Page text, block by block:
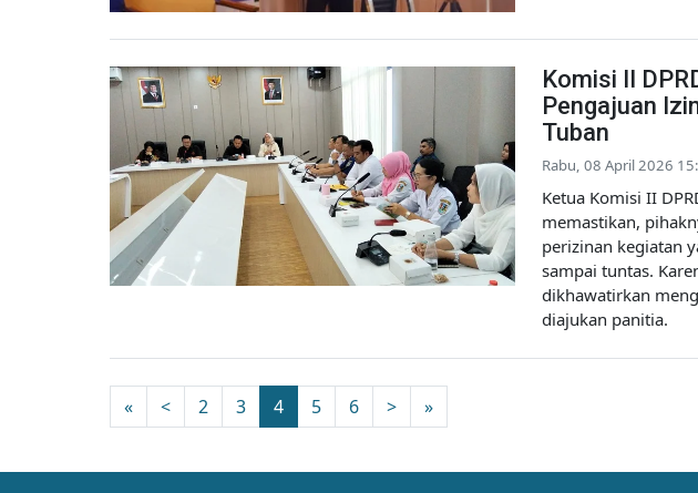
Komisi II
Pengajuan
Tuban
Rabu, 08 April 2026
Ketua Komisi II
memastikan,
perizinan kegiatan
sampai tuntas.
dikhawatirkan
diajukan panitia.
« < 2 3 4 5 6 > »